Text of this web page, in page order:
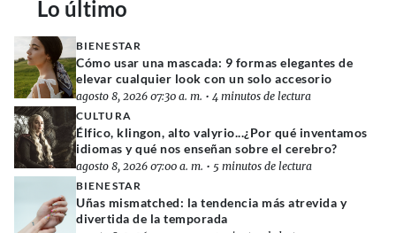
Lo último
BIENESTAR
Cómo usar una mascada: 9 formas elegantes de
elevar cualquier look con un solo accesorio
agosto 8, 2026 07:30 a. m. • 4 minutos de lectura
CULTURA
Élfico, klingon, alto valyrio...¿Por qué inventamos
idiomas y qué nos enseñan sobre el cerebro?
agosto 8, 2026 07:00 a. m. • 5 minutos de lectura
BIENESTAR
Uñas mismatched: la tendencia más atrevida y
divertida de la temporada